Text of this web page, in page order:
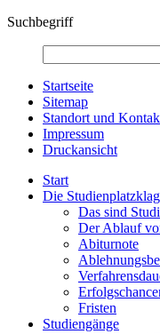
Suchbegriff
Startseite
Sitemap
Standort und
Impressum
Druckansicht
Start
Die
Das sind
Der Ablauf
Abiturnote
Fristen
Studiengänge